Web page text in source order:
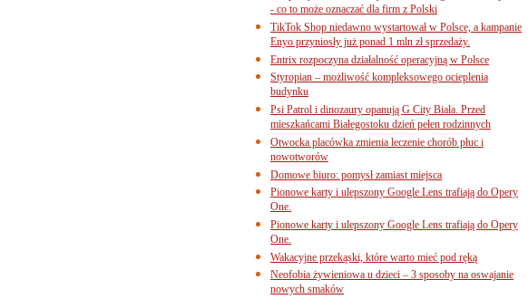
- co to może oznaczać dla firm z Polski
TikTok Shop niedawno wystartował w Polsce, a kampanie
Enyo przyniosły już ponad 1 mln zł sprzedaży.
Entrix rozpoczyna działalność operacyjną w Polsce
Styropian – możliwość kompleksowego ocieplenia
budynku
Psi Patrol i dinozaury opanują G City Biała. Przed
mieszkańcami Białegostoku dzień pełen rodzinnych
Otwocka placówka zmienia leczenie chorób płuc i
nowotworów
Domowe biuro: pomysł zamiast miejsca
Pionowe karty i ulepszony Google Lens trafiają do Opery
One.
Pionowe karty i ulepszony Google Lens trafiają do Opery
One.
Wakacyjne przekąski, które warto mieć pod ręką
Neofobia żywieniowa u dzieci – 3 sposoby na oswajanie
nowych smaków